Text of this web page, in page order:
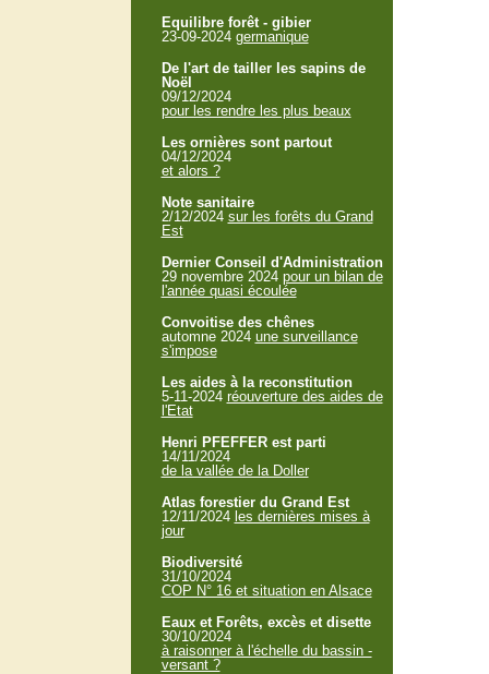
Equilibre forêt - gibier
23-09-2024 germanique
De l'art de tailler les sapins de
Noël
09/12/2024
pour les rendre les plus beaux
Les ornières sont partout
04/12/2024
et alors ?
Note sanitaire
2/12/2024 sur les forêts du Grand
Est
Dernier Conseil d'Administration
29 novembre 2024 pour un bilan de
l'année quasi écoulée
Convoitise des chênes
automne 2024 une surveillance
s'impose
Les aides à la reconstitution
5-11-2024 réouverture des aides de
l'Etat
Henri PFEFFER est parti
14/11/2024
de la vallée de la Doller
Atlas forestier du Grand Est
12/11/2024 les dernières mises à
jour
Biodiversité
31/10/2024
COP N° 16 et situation en Alsace
Eaux et Forêts, excès et disette
30/10/2024
à raisonner à l'échelle du bassin -
versant ?